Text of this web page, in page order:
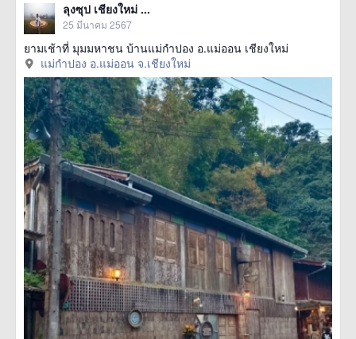
ลุงซุป เชียงใหม่ ...
25 มีนาคม 2567
ยามเช้าที่ มุมมหาชน บ้านแม่กำปอง อ.แม่ออน เชียงใหม่
แม่กำปอง อ.แม่ออน จ.เชียงใหม่